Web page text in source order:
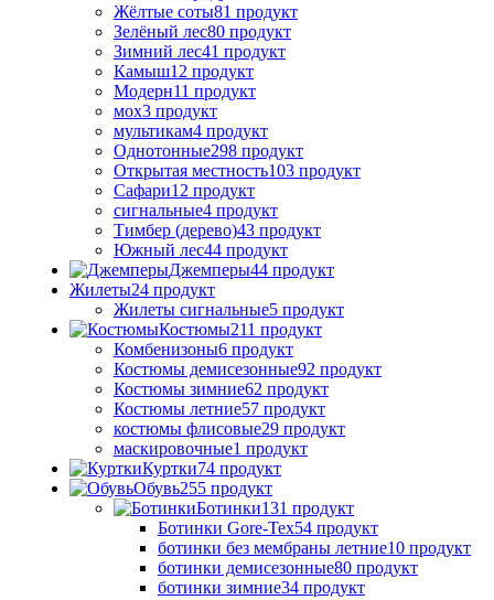
Жёлтые соты81 продукт
Зелёный лес80 продукт
Зимний лес41 продукт
Камыш12 продукт
Модерн11 продукт
мох3 продукт
мультикам4 продукт
Однотонные298 продукт
Открытая местность103 продукт
Сафари12 продукт
сигнальные4 продукт
Тимбер (дерево)43 продукт
Южный лес44 продукт
Джемперы44 продукт
Жилеты24 продукт
Жилеты сигнальные5 продукт
Костюмы211 продукт
Комбенизоны6 продукт
Костюмы демисезонные92 продукт
Костюмы зимние62 продукт
Костюмы летние57 продукт
костюмы флисовые29 продукт
маскировочные1 продукт
Куртки74 продукт
Обувь255 продукт
Ботинки131 продукт
Ботинки Gore-Tex54 продукт
ботинки без мембраны летние10 продукт
ботинки демисезонные80 продукт
ботинки зимние34 продукт